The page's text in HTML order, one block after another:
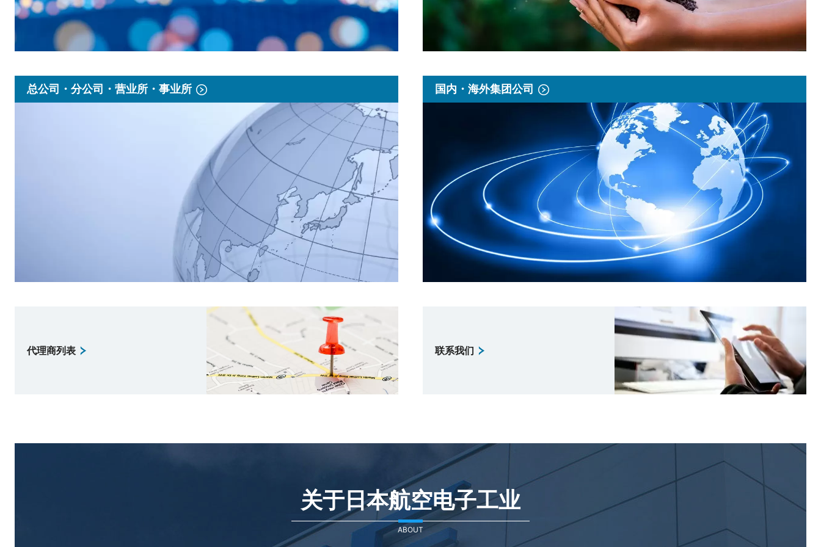
总公司・分公司・营业所・事业所 国内・海外集团公司
代理商列表 联系我们
关于日本航空电子工业
ABOUT